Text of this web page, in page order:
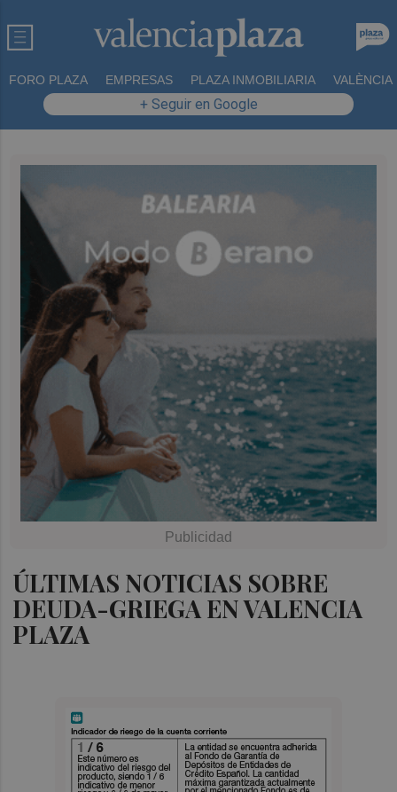
FORO PLAZA EMPRESAS PLAZA INMOBILIARIA VALÈNCIA
+ Seguir en Google
ÚLTIMAS NOTICIAS SOBRE
DEUDA-GRIEGA EN VALENCIA
PLAZA